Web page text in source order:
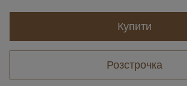
Купити
Розстрочка